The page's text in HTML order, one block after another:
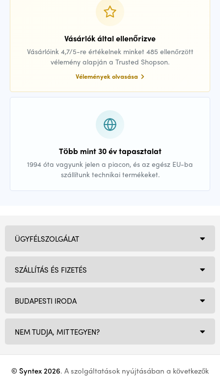
Vásárlók által ellenőrizve
Vásárlóink 4,7/5-re értékelnek minket 485 ellenőrzött
vélemény alapján a Trusted Shopson.
Vélemények olvasása
Több mint 30 év tapasztalat
1994 óta vagyunk jelen a piacon, és az egész EU-ba
szállítunk technikai termékeket.
BUDAPESTI IRODA
NEM TUDJA, MIT TEGYEN?
ÜGYFÉLSZOLGÁLAT
SZÁLLÍTÁS ÉS FIZETÉS
© Syntex 2026. A szolgáltatások nyújtásában a következők